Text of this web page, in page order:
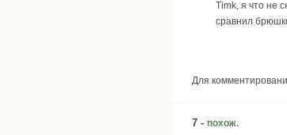
Timk, я что не
сравнил
Для
7 - похож.